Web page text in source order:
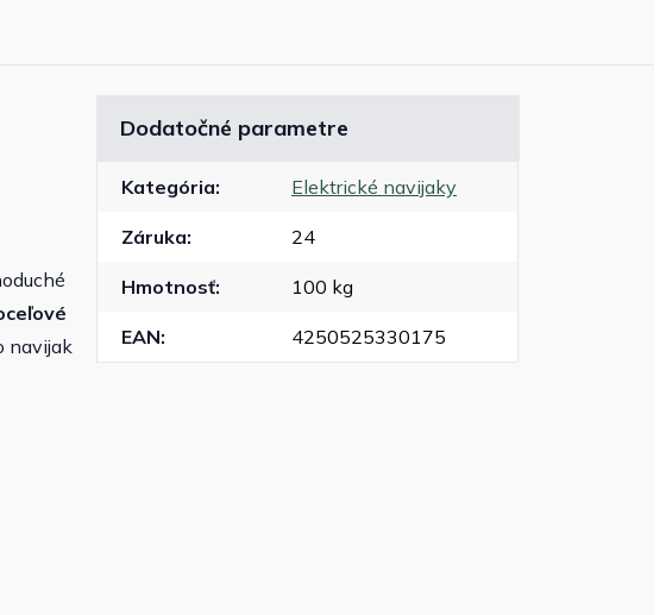
navijak
Dodatočné parametre
Kategória: Elektrické navijaky
Záruka: 24
Hmotnosť: 100 kg
EAN: 4250525330175